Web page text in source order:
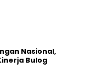
Nasional,
Bulog